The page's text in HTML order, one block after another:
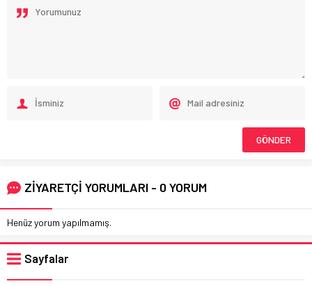
ZİYARETÇİ YORUMLARI - 0 YORUM
Henüz yorum yapılmamış.
Sayfalar